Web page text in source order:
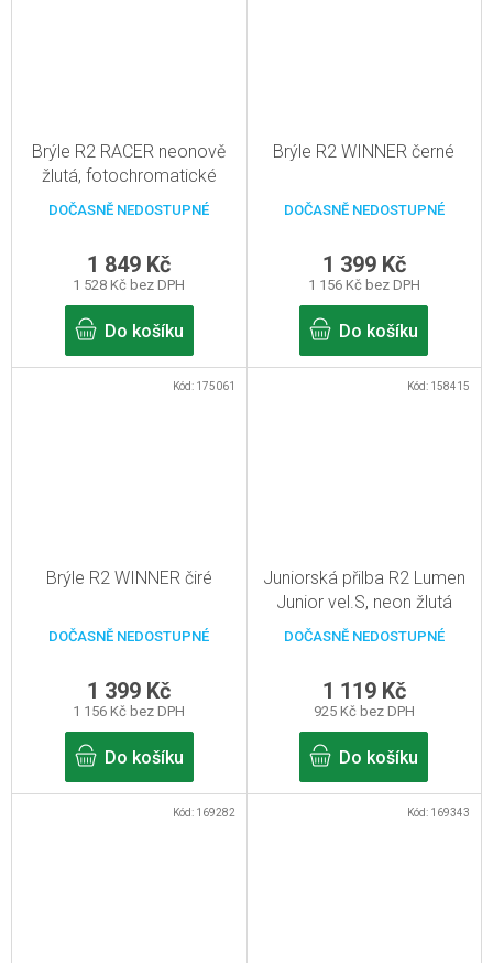
Brýle R2 RACER neonově
žlutá, fotochromatické
DOČASNĚ NEDOSTUPNÉ
1 528 Kč bez DPH
1 849 Kč
Do košíku
Brýle R2 WINNER černé
DOČASNĚ NEDOSTUPNÉ
1 156 Kč bez DPH
1 399 Kč
Do košíku
Brýle R2 WINNER čiré
DOČASNĚ NEDOSTUPNÉ
1 156 Kč bez DPH
1 399 Kč
Do košíku
Kód: 175061
Juniorská přilba R2 Lumen
Junior vel.S, neon žlutá
DOČASNĚ NEDOSTUPNÉ
925 Kč bez DPH
1 119 Kč
Do košíku
Kód: 158415
Kód: 169282 Kód: 169343